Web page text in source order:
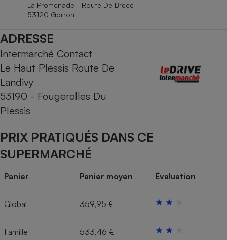
La Promenade - Route De Brecé
53120 Gorron
ADRESSE
Intermarché Contact
Le Haut Plessis Route De
Landivy
53190 - Fougerolles Du
Plessis
PRIX PRATIQUÉS DANS CE
SUPERMARCHÉ
Panier Panier moyen Évaluation
Global 359,95 €
Famille 533,46 €